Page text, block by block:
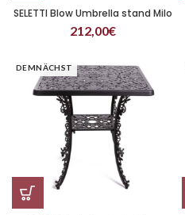
SELETTI Blow Umbrella stand Milo
212,00€
DEMNÄCHST